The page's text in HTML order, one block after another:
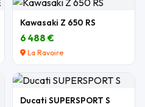
Kawasaki Z 650 RS
6 488 €
La Ravoire
Ducati SUPERSPORT S